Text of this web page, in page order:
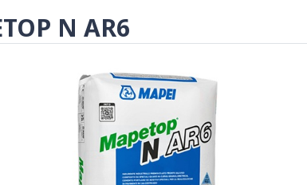
N AR6